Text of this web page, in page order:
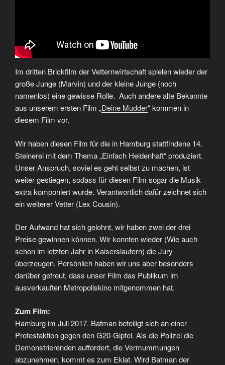
Im dritten Brickfilm der Vetternwirtschaft spielen wieder der
große Junge (Marvin) und der kleine Junge (noch
namenlos) eine gewisse Rolle. Auch andere alte Bekannte
aus unserem ersten Film „Deine Mudder“ kommen in
diesem Film vor.
Wir haben diesen Film für die in Hamburg stattfindene 14.
Steinerei mit dem Thema „Einfach Heldenhaft“ produziert.
Unser Anspruch, soviel es geht selbst zu machen, ist
weiter gestiegen, sodass für diesen Film sogar die Musik
extra komponiert wurde. Verantwortlich dafür zeichnet sich
ein weiterer Vetter (Lex Cousin).
Der Aufwand hat sich gelohnt, wir haben zwei der drei
Preise gewinnen können. Wir konnten wieder (Wie auch
schon im letzten Jahr in Kaiserslautern) die Jury
überzeugen. Persönlich haben wir uns aber besonders
darüber gefreut, dass unser Film das Publikum im
ausverkauften Metropoliskino mitgenommen hat.
Zum Film:
Hamburg im Juli 2017. Batman beteiligt sich an einer
Protestaktion gegen den G20-Gipfel. Als die Polizei die
Demonstrierenden auffordert, die Vermummungen
abzunehmen, kommt es zum Eklat. Wird Batman der